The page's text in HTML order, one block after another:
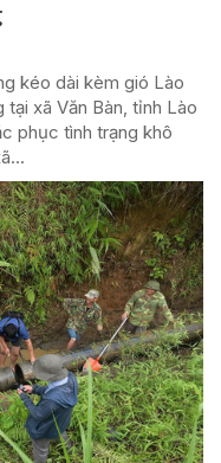
kéo dài kèm gió Lào
xã Văn Bàn, tỉnh Lào
phục tình trạng khô